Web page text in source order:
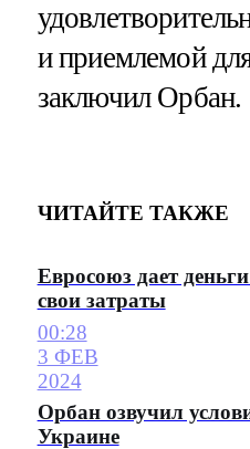
и приемлемой
заключил Орбан.
ЧИТАЙТЕ ТАКЖЕ
Евросоюз дает
свои затраты
00:28
3 ФЕВ
2024
Орбан озвучил
Украине